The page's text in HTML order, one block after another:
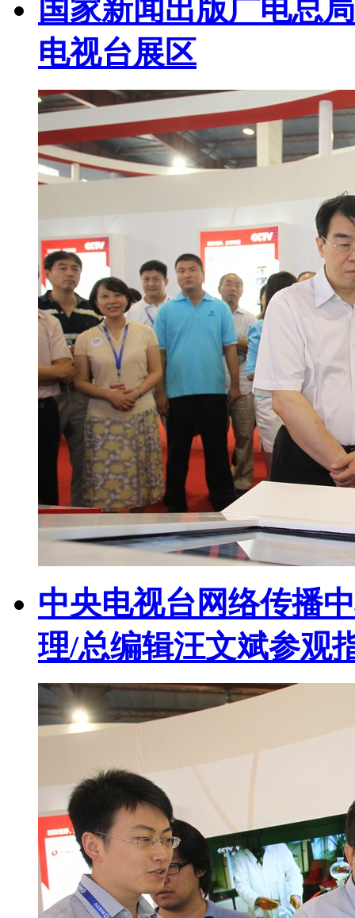
国家新闻出版广电总
电视台展区
中央电视台网络传播
理/总编辑汪文斌参观